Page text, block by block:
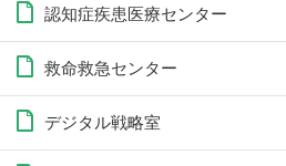
認知症疾患医療センター
救命救急センター
デジタル戦略室